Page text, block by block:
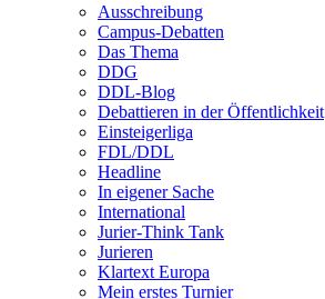
Ausschreibung
Campus-Debatten
Das Thema
DDG
DDL-Blog
Debattieren in der Öffentlichkeit
Einsteigerliga
FDL/DDL
Headline
In eigener Sache
International
Jurier-Think Tank
Jurieren
Klartext Europa
Mein erstes Turnier